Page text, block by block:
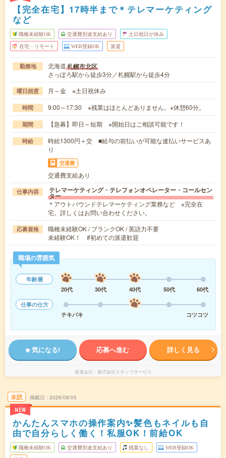
【完全在宅】17時半まで＊テレマーケティング
など
職種未経験OK 交通費別途支給あり 土日祝日が休み
在宅・リモート WEB登録OK 派遣
勤務地 北海道札幌市北区
さっぽろ駅から徒歩3分／札幌駅から徒歩4分
曜日頻度 月～金 ※土日祝休み
時間 9:00～17:30 ※残業はほとんどありません。※休憩60分。
期間 【急募】即日～短期 ※開始日はご相談可能です！
時給
時給1300円＋交 ■給与の前払いが可能な速払いサービスあ
り
交通費
交通費支給あり
仕事内容 テレマーケティング・テレフォンオペレーター・コールセン
ター
＊アウトバウンドテレマーケティング業務など ※完全在
宅。詳しくはお問い合わせください。
応募資格
職種未経験OK / ブランクOK / 英語力不要
未経験OK！ #初めての派遣歓迎
職場の雰囲気
年齢層
20代
30代 40代 50代
60代
仕事の仕方
テキパキ
コツコツ
気になる! 応募へ進む 詳しく見る
派遣会社 株式会社スタッフサービス
未読
NEW
掲載日 2026/08/05
かんたんスマホの操作案内✨髪色もネイルも自
由で自分らしく働く！私服OK！前給OK
職種未経験OK 交通費別途支給あり 残業なし WEB登録OK